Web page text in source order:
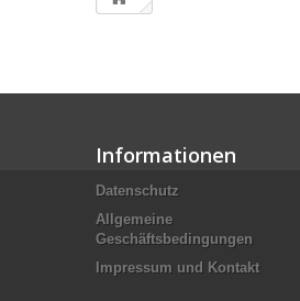
Informationen
Datenschutz
Allgemeine
Geschäftsbedingungen
Impressum und Kontakt